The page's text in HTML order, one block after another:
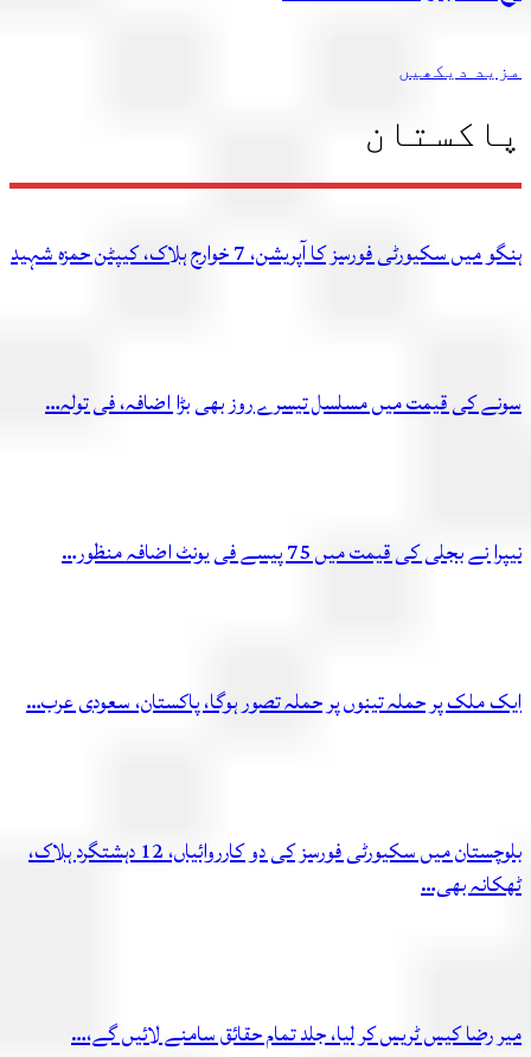
مزید دیکھیں
پاکستان
ہنگو میں سکیورٹی فورسز کا آپریشن، 7 خوارج ہلاک، کیپٹن حمزہ شہید
سونے کی قیمت میں مسلسل تیسرے روز بھی بڑا اضافہ، فی تولہ…
نیپرا نے بجلی کی قیمت میں 75 پیسے فی یونٹ اضافہ منظور…
ایک ملک پر حملہ تینوں پر حملہ تصور ہوگا، پاکستان، سعودی عرب…
بلوچستان میں سکیورٹی فورسز کی دو کارروائیاں، 12 دہشتگرد ہلاک،
ٹھکانہ بھی…
میر رضا کیس ٹریس کر لیا، جلد تمام حقائق سامنے لائیں گے،…